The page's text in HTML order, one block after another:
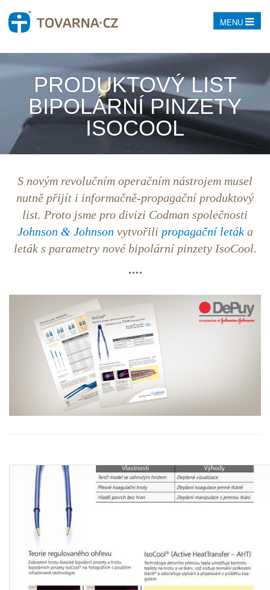
MENU
PRODUKTOVÝ LIST
BIPOLÁRNÍ PINZETY
ISOCOOL
S novým revolučním operačním nástrojem musel
nutně přijít i informačně-propagační produktový
list. Proto jsme pro divizi Codman společnosti
Johnson & Johnson vytvořili propagační letáka
leták s parametry nové bipolární pinzety IsoCool.